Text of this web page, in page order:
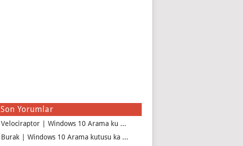
Son Yorumlar
Velociraptor | Windows 10 Arama ku ...
Burak | Windows 10 Arama kutusu ka ...